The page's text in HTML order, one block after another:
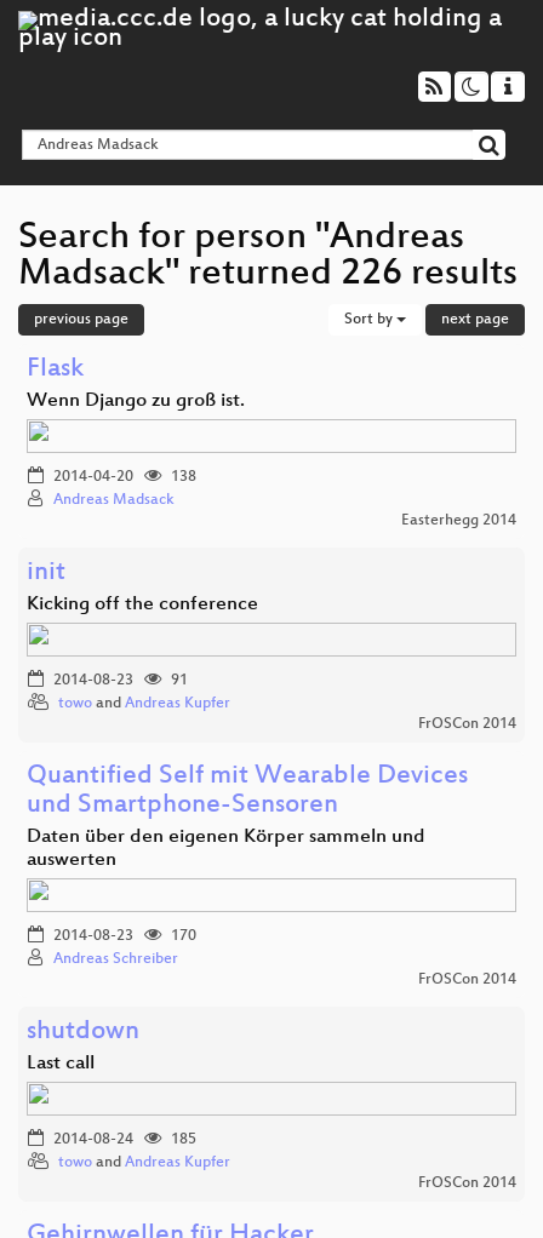
Search for person "Andreas
Madsack" returned 226 results
previous page Sort by next page
Flask
Wenn Django zu groß ist.
2014-04-20
138
Andreas Madsack
Easterhegg 2014
init
Kicking off the conference
2014-08-23
91
towo and Andreas Kupfer
FrOSCon 2014
Quantified Self mit Wearable Devices
und Smartphone-Sensoren
Daten über den eigenen Körper sammeln und
auswerten
2014-08-23
170
Andreas Schreiber
FrOSCon 2014
shutdown
Last call
2014-08-24
185
towo and Andreas Kupfer
FrOSCon 2014